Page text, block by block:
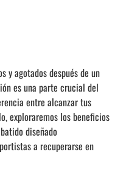
y agotados después de un
es una parte crucial del
entre alcanzar tus
exploraremos los beneficios
diseñado
a recuperarse en